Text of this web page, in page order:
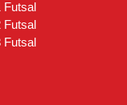
Futsal
Futsal
Futsal